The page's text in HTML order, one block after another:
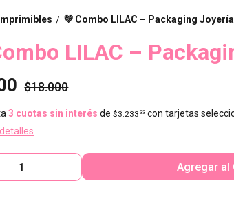
Imprimibles / 💜 Combo LILAC – Packaging Joyería
LILAC –
$18.000
3 cuotas sin interés de$3.233 33 con tarjetas
Agregar al